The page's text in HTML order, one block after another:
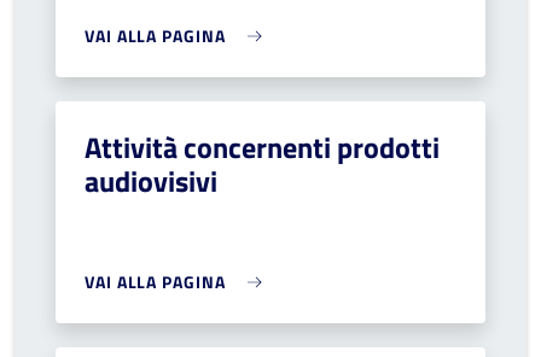
VAI ALLA PAGINA
Attività concernenti prodotti
audiovisivi
VAI ALLA PAGINA